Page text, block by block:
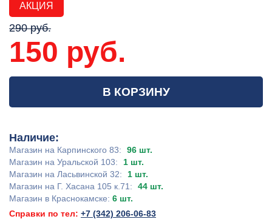
АКЦИЯ
290 руб.
150 руб.
В КОРЗИНУ
Наличие:
Магазин на Карпинского 83:
96 шт.
Магазин на Уральской 103:
1 шт.
Магазин на Ласьвинской 32:
1 шт.
Магазин на Г. Хасана 105 к.71:
44 шт.
Магазин в Краснокамске: 6 шт.
Справки по тел: +7 (342) 206-06-83